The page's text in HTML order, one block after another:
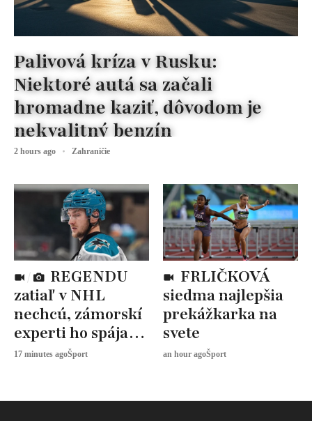
zatiaľ v NHL
nechcú, zámorskí
experti ho spájajú
s dvoma klubmi
17 minutes agoŠport
siedma najlepšia
prekážkarka na
svete
an hour agoŠport
Palivová kríza v Rusku:
Niektoré autá sa začali
hromadne kaziť, dôvodom je
nekvalitný benzín
2 hours ago Zahraničie